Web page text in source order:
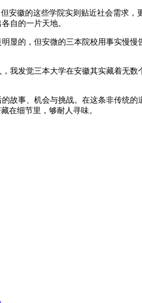
安徽的这些学院实则贴近社会需求
自的一片天地。
显的，但安微的三本院校用事实慢
我发觉三本大学在安徽其实藏着无
故事、机会与挑战。在这条非传统
在细节里，够耐人寻味。